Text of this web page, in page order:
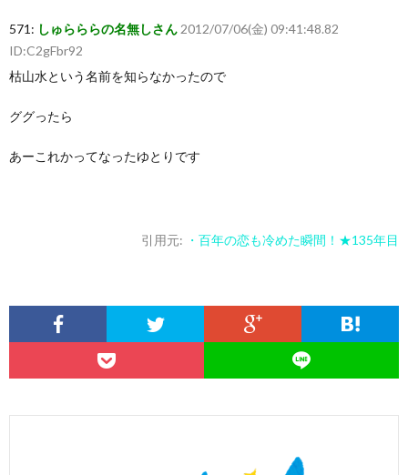
571: しゅらららの名無しさん 2012/07/06(金) 09:41:48.82
ID:C2gFbr92
枯山水という名前を知らなかったので
ググったら
あーこれかってなったゆとりです
引用元: ・百年の恋も冷めた瞬間！★135年目